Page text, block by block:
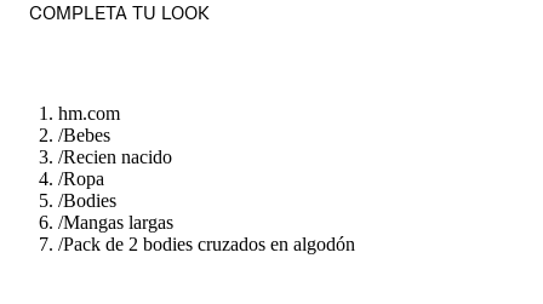
COMPLETA TU LOOK
hm.com
/Bebes
/Recien nacido
/Ropa
/Bodies
/Mangas largas
/Pack de 2 bodies cruzados en algodón